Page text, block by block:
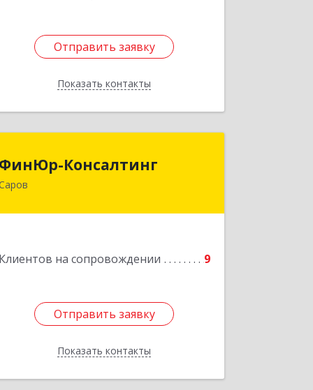
Отправить заявку
Показать контакты
Отправить заявку
Назад
ФинЮр-Консалтинг
Клиентов на сопровождении 9
Отправить заявку
Показать контакты
607190, Нижегородская обл, Саров г,
Отправить заявку
Назад